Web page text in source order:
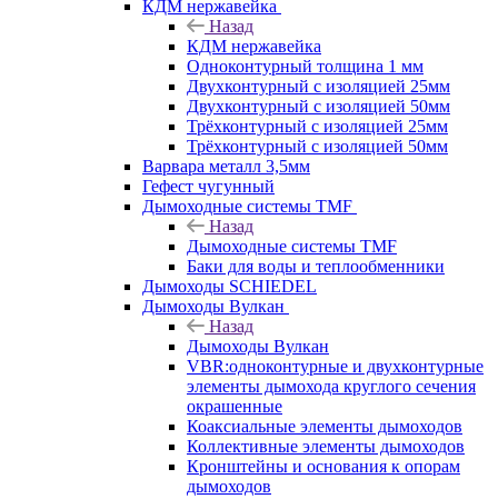
КДМ нержавейка
Назад
КДМ нержавейка
Одноконтурный толщина 1 мм
Двухконтурный с изоляцией 25мм
Двухконтурный с изоляцией 50мм
Трёхконтурный с изоляцией 25мм
Трёхконтурный с изоляцией 50мм
Варвара металл 3,5мм
Гефест чугунный
Дымоходные системы TMF
Назад
Дымоходные системы TMF
Баки для воды и теплообменники
Дымоходы SCHIEDEL
Дымоходы Вулкан
Назад
Дымоходы Вулкан
VBR:одноконтурные и двухконтурные
элементы дымохода круглого сечения
окрашенные
Коаксиальные элементы дымоходов
Коллективные элементы дымоходов
Кронштейны и основания к опорам
дымоходов